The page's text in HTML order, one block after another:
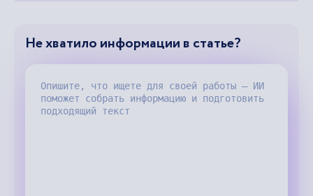
Не хватило информации в статье?